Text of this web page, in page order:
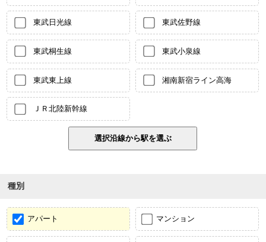
東武日光線 東武佐野線
東武桐生線 東武小泉線
東武東上線 湘南新宿ライン高海
ＪＲ北陸新幹線
種別
アパート マンション